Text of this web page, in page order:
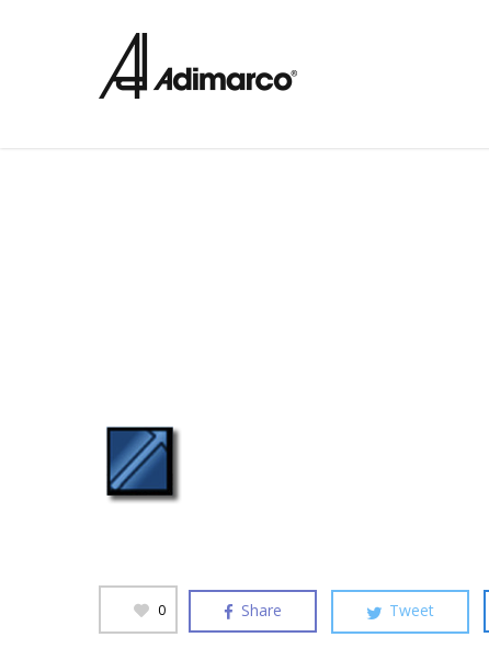
0 Share Tweet